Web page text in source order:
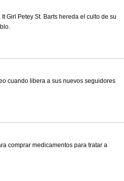
Girl Petey St. Barts hereda el culto de su
cuando libera a sus nuevos seguidores
comprar medicamentos para tratar a